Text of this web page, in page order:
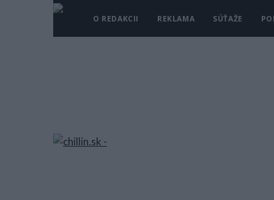
O REDAKCII REKLAMA SÚŤAŽE